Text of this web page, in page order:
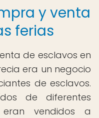
y venta
ferias
de esclavos en
era un negocio
de esclavos.
de diferentes
vendidos a